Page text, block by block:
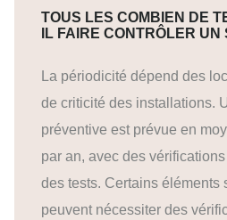
TOUS LES COMBIEN DE
IL FAIRE CONTRÔLER UN
La périodicité dépend des
de criticité des installations.
préventive est prévue en
par an, avec des
des tests. Certains éléments
peuvent nécessiter des